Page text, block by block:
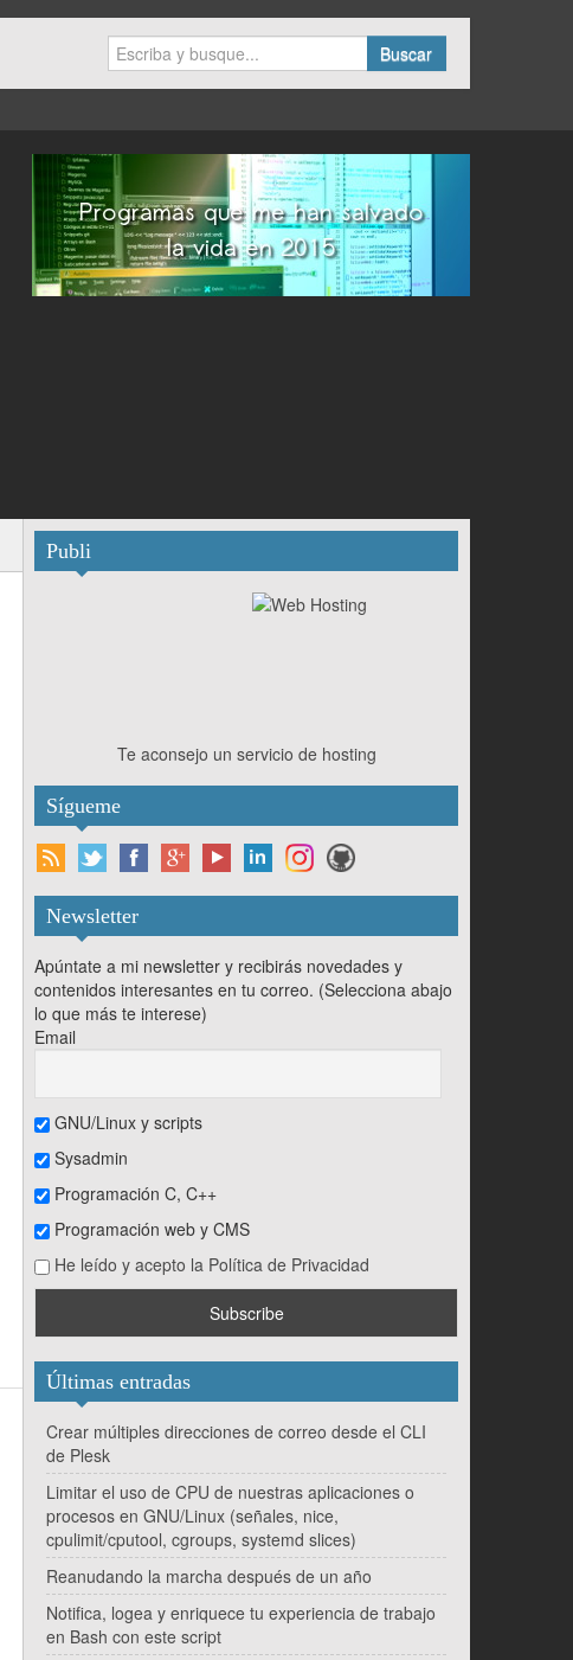
Buscar
Publi
Te aconsejo un servicio de hosting
Sígueme
Newsletter
Apúntate a mi newsletter y recibirás novedades y
contenidos interesantes en tu correo. (Selecciona abajo
lo que más te interese)
Email
GNU/Linux y scripts
Sysadmin
Programación C, C++
Programación web y CMS
He leído y acepto la Política de Privacidad
Últimas entradas
Crear múltiples direcciones de correo desde el CLI
de Plesk
Limitar el uso de CPU de nuestras aplicaciones o
procesos en GNU/Linux (señales, nice,
cpulimit/cputool, cgroups, systemd slices)
Reanudando la marcha después de un año
Notifica, logea y enriquece tu experiencia de trabajo
en Bash con este script